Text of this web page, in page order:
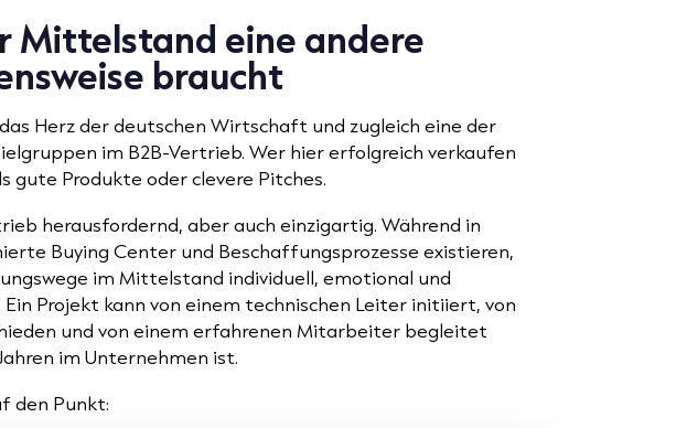
Mittelstand eine andere
braucht
Herz der deutschen Wirtschaft und zugleich eine der
im B2B-Vertrieb. Wer hier erfolgreich verkaufen
gute Produkte oder clevere Pitches.
herausfordernd, aber auch einzigartig. Während in
Buying Center und Beschaffungsprozesse existieren,
im Mittelstand individuell, emotional und
Projekt kann von einem technischen Leiter initiiert, von
und von einem erfahrenen Mitarbeiter begleitet
im Unternehmen ist.
den Punkt: